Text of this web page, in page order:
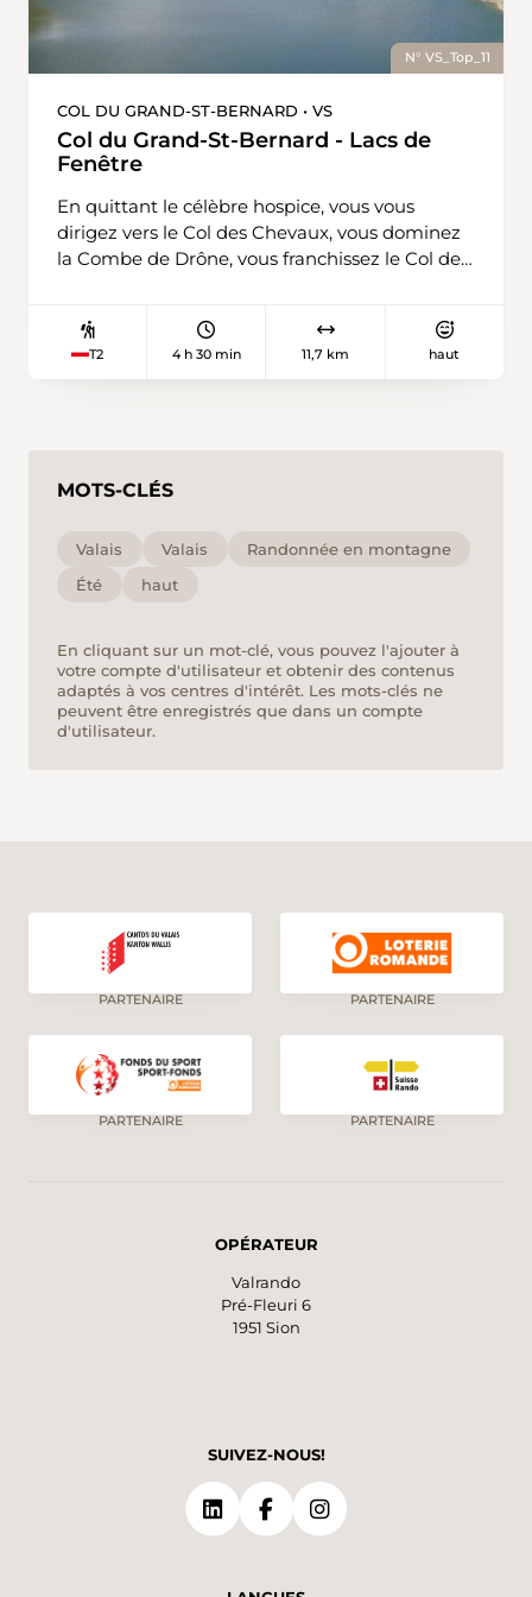
N° VS_Top_11
COL DU GRAND-ST-BERNARD • VS
Col du Grand-St-Bernard - Lacs de
Fenêtre
En quittant le célèbre hospice, vous vous
dirigez vers le Col des Chevaux, vous dominez
la Combe de Drône, vous franchissez le Col de
Ferret et vous terminez votre parcours en
passant la douane italo-suisse.
T2 4 h 30 min 11,7 km haut
MOTS-CLÉS
Valais Valais
Randonnée en montagne
Été
haut
En cliquant sur un mot-clé, vous pouvez l'ajouter à
votre compte d'utilisateur et obtenir des contenus
adaptés à vos centres d'intérêt. Les mots-clés ne
peuvent être enregistrés que dans un compte
d'utilisateur.
PARTENAIRE PARTENAIRE
PARTENAIRE PARTENAIRE
OPÉRATEUR
Valrando
Pré-Fleuri 6
1951 Sion
SUIVEZ-NOUS!